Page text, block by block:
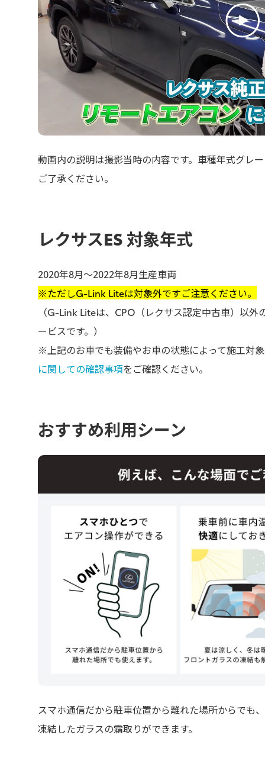
動画内の説明は撮影当時の内容です。車種年式グレ
ご了承ください。
レクサスES 対象年式
2020年8月～2022年8月生産車両
※ただしG-Link Liteは対象外ですご注意ください。
（G-Link Liteは、CPO（レクサス認定中古車）以
ービスです。）
※上記のお車でも装備やお車の状態によって施工対
に関しての確認事項をご確認ください。
おすすめ利用シーン
スマホ通信だから駐車位置から離れた場所からでも
凍結したガラスの霜取りができます。